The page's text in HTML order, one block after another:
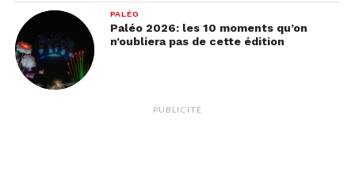
PALÉO
Paléo 2026: les 10 moments qu’on
n’oubliera pas de cette édition
PUBLICITÉ